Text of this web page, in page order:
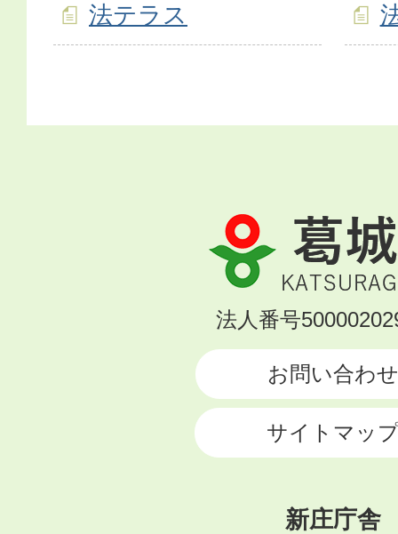
法テラス
葛
城
市
KATSURAGI
法人番号
お問い合わせ
サイトマッ
新庄庁舎